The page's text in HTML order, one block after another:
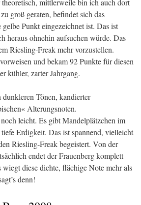
mittlerweile bin ich auch dort
groß geraten, befindet sich das
Punkt eingezeichnet ist. Das ist
heraus ohnehin aufsuchen würde. Das
Riesling-Freak mehr vorzustellen.
und bekam 92 Punkte für diesen
kühler, zarter Jahrgang.
Tönen, kandierter
Alterungsnoten.
leicht. Es gibt Mandelplätzchen im
Erdigkeit. Das ist spannend, vielleicht
Riesling-Freak begeistert. Von der
endet der Frauenberg komplett
diese dichte, flächige Note mehr als
denn!